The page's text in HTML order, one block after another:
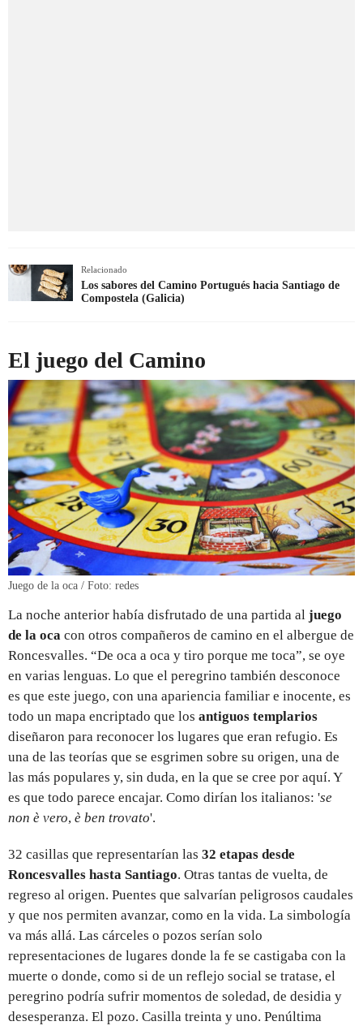
Relacionado
Los sabores del Camino Portugués hacia Santiago de
Compostela (Galicia)
El juego del Camino
Juego de la oca / Foto: redes
La noche anterior había disfrutado de una partida al juego
de la oca con otros compañeros de camino en el albergue de
Roncesvalles. “De oca a oca y tiro porque me toca”, se oye
en varias lenguas. Lo que el peregrino también desconoce
es que este juego, con una apariencia familiar e inocente, es
todo un mapa encriptado que los antiguos templarios
diseñaron para reconocer los lugares que eran refugio. Es
una de las teorías que se esgrimen sobre su origen, una de
las más populares y, sin duda, en la que se cree por aquí. Y
es que todo parece encajar. Como dirían los italianos: 'se
non è vero, è ben trovato'.
32 casillas que representarían las 32 etapas desde
Roncesvalles hasta Santiago. Otras tantas de vuelta, de
regreso al origen. Puentes que salvarían peligrosos caudales
y que nos permiten avanzar, como en la vida. La simbología
va más allá. Las cárceles o pozos serían solo
representaciones de lugares donde la fe se castigaba con la
muerte o donde, como si de un reflejo social se tratase, el
peregrino podría sufrir momentos de soledad, de desidia y
desesperanza. El pozo. Casilla treinta y uno. Penúltima